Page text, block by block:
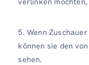
5. Wenn
können sie den
sehen.